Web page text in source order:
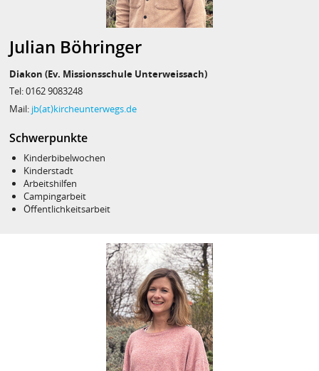
Julian Böhringer
Diakon (Ev. Missionsschule Unterweissach)
Tel: 0162 9083248
Mail: jb(at)kircheunterwegs.de
Schwerpunkte
Kinderbibelwochen
Kinderstadt
Arbeitshilfen
Campingarbeit
Öffentlichkeitsarbeit